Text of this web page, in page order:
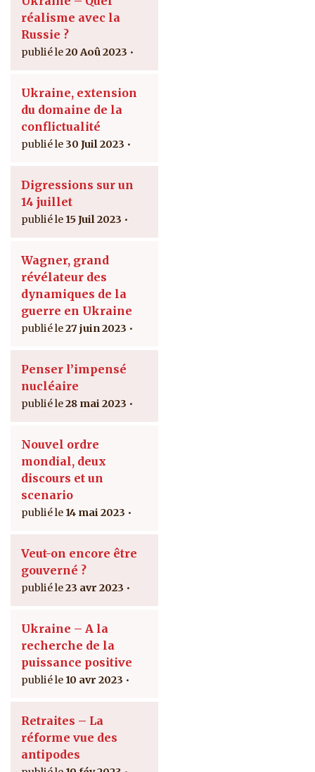
réalisme avec la
Russie ?
20 Aoû 2023
Ukraine, extension
du domaine de la
conflictualité
30 Juil 2023
Digressions sur un
14 juillet
15 Juil 2023
Wagner, grand
révélateur des
dynamiques de la
guerre en Ukraine
27 juin 2023
Penser l’impensé
nucléaire
28 mai 2023
Nouvel ordre
mondial, deux
discours et un
scenario
14 mai 2023
Veut-on encore être
gouverné ?
23 avr 2023
Ukraine – A la
recherche de la
puissance positive
10 avr 2023
Retraites – La
réforme vue des
antipodes